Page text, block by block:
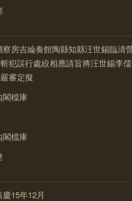
察房吉綸奏館陶縣知縣汪世錫臨清
犯誤行處絞相應請旨將汪世錫李
審定擬
閣檔庫
閣檔庫
15年12月